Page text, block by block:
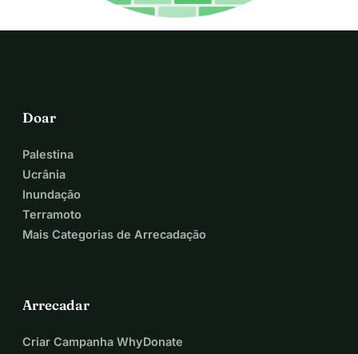
Doar
Palestina
Ucrânia
Inundação
Terramoto
Mais Categorias de Arrecadação
Arrecadar
Criar Campanha WhyDonate